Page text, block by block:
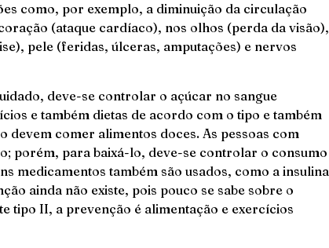
como, por exemplo, a diminuição da circulação
(ataque cardíaco), nos olhos (perda da visão),
pele (feridas, úlceras, amputações) e nervos
deve-se controlar o açúcar no sangue
e também dietas de acordo com o tipo e também
devem comer alimentos doces. As pessoas com
porém, para baixá-lo, deve-se controlar o consumo
medicamentos também são usados, como a insulina
ainda não existe, pois pouco se sabe sobre o
tipo II, a prevenção é alimentação e exercícios